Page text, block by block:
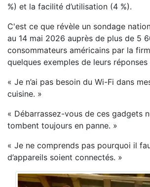
%) et la facilité d’utilisation (4 %).
C'est ce que révèle un sondage
au 14 mai 2026 auprès de plus de 5
consommateurs américains par la
quelques exemples de leurs réponses
« Je n’ai pas besoin du Wi-Fi dans
cuisine. »
« Débarrassez-vous de ces gadgets
tombent toujours en panne. »
« Je ne comprends pas pourquoi il
d’appareils soient connectés. »